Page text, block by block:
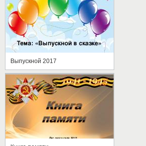
Выпускной 2017